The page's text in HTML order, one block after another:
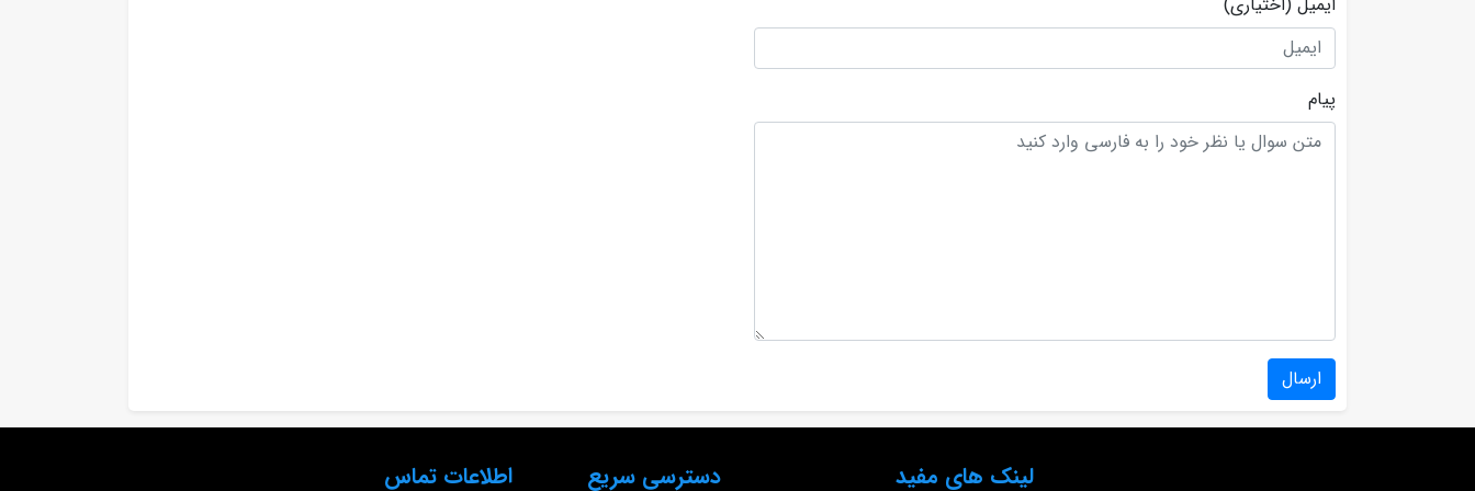
پیام
ارسال
لینک های مفید دسترسی سریع اطلاعات تماس